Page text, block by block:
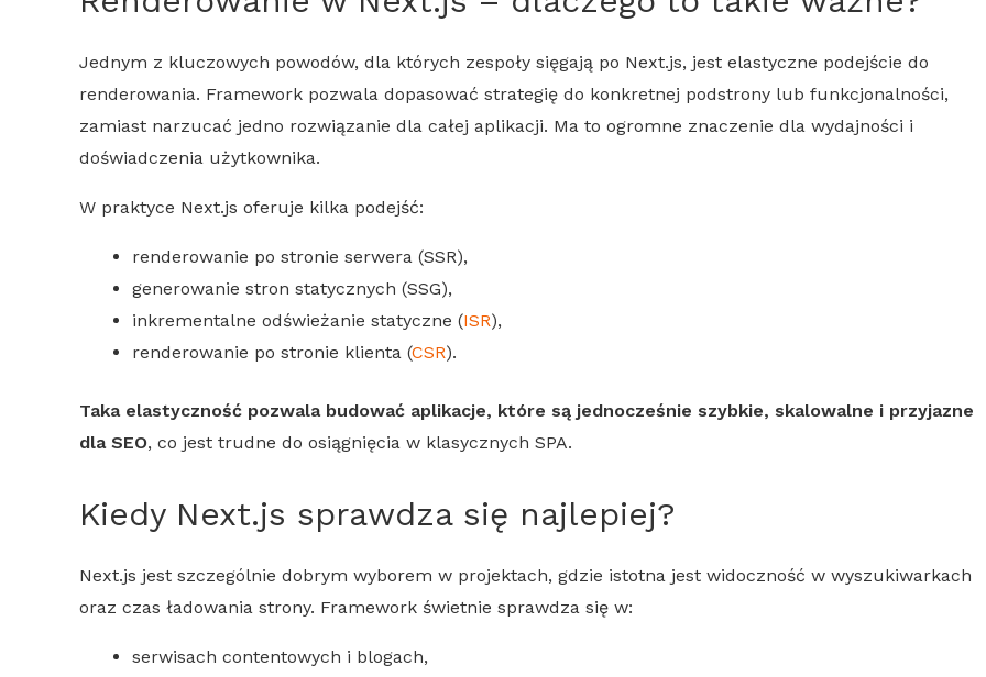
Jednym z kluczowych powodów, dla których zespoły sięgają po Next.js, jest elastyczne podejście do
renderowania. Framework pozwala dopasować strategię do konkretnej podstrony lub funkcjonalności,
zamiast narzucać jedno rozwiązanie dla całej aplikacji. Ma to ogromne znaczenie dla wydajności i
doświadczenia użytkownika.
W praktyce Next.js oferuje kilka podejść:
renderowanie po stronie serwera (SSR),
generowanie stron statycznych (SSG),
inkrementalne odświeżanie statyczne (ISR),
renderowanie po stronie klienta (CSR).
Taka elastyczność pozwala budować aplikacje, które są jednocześnie szybkie, skalowalne i przyjazne
dla SEO, co jest trudne do osiągnięcia w klasycznych SPA.
Kiedy Next.js sprawdza się najlepiej?
Next.js jest szczególnie dobrym wyborem w projektach, gdzie istotna jest widoczność w wyszukiwarkach
oraz czas ładowania strony. Framework świetnie sprawdza się w:
serwisach contentowych i blogach,